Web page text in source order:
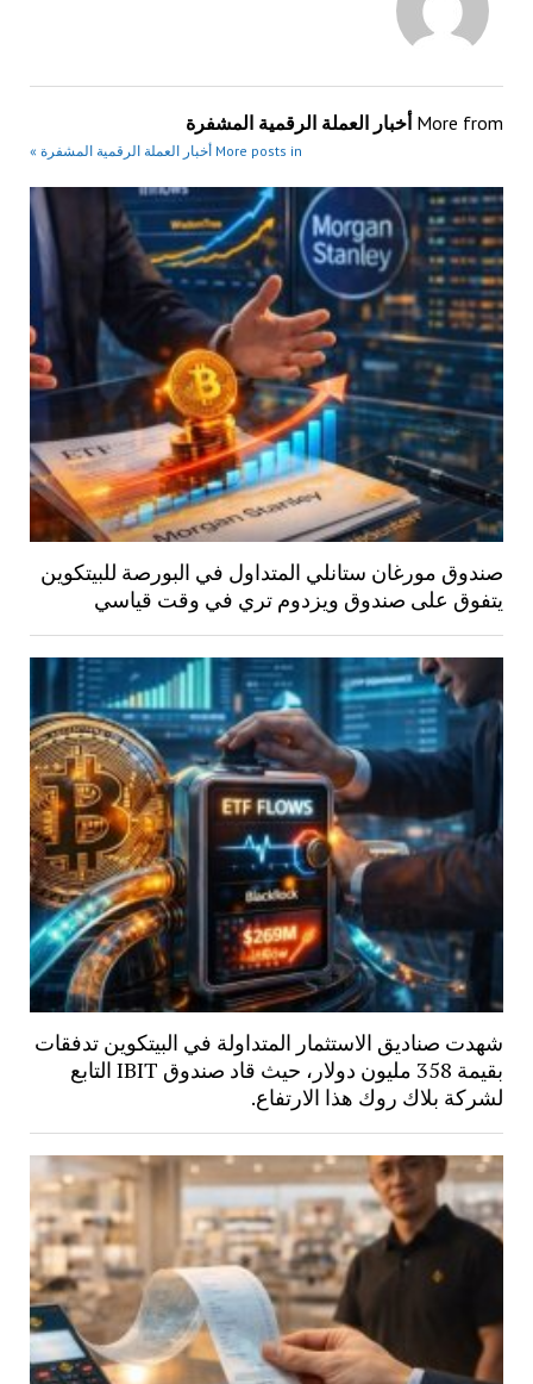
More from أخبار العملة الرقمية المشفرة
More posts in أخبار العملة الرقمية المشفرة »
صندوق مورغان ستانلي المتداول في البورصة للبيتكوين
يتفوق على صندوق ويزدوم تري في وقت قياسي
شهدت صناديق الاستثمار المتداولة في البيتكوين تدفقات
بقيمة 358 مليون دولار، حيث قاد صندوق IBIT التابع
لشركة بلاك روك هذا الارتفاع.